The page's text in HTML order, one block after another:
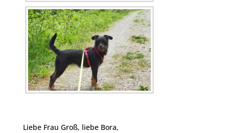
Liebe Frau Groß, liebe Bora,